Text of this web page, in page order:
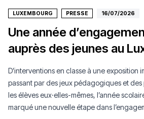
LUXEMBOURG PRESSE 16/07/2026
Une année
auprès des jeunes au
D’interventions en classe à une exposition
passant par des jeux pédagogiques et des
les élèves eux·elles-mêmes, l’année
marqué une nouvelle étape dans